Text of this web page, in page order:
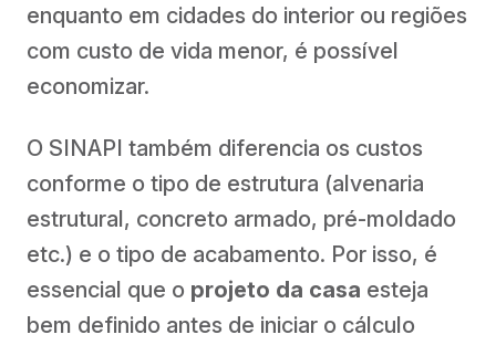
enquanto em cidades do interior ou regiões
com custo de vida menor, é possível
economizar.
O SINAPI também diferencia os custos
conforme o tipo de estrutura (alvenaria
estrutural, concreto armado, pré-moldado
etc.) e o tipo de acabamento. Por isso, é
essencial que o projeto da casa esteja
bem definido antes de iniciar o cálculo